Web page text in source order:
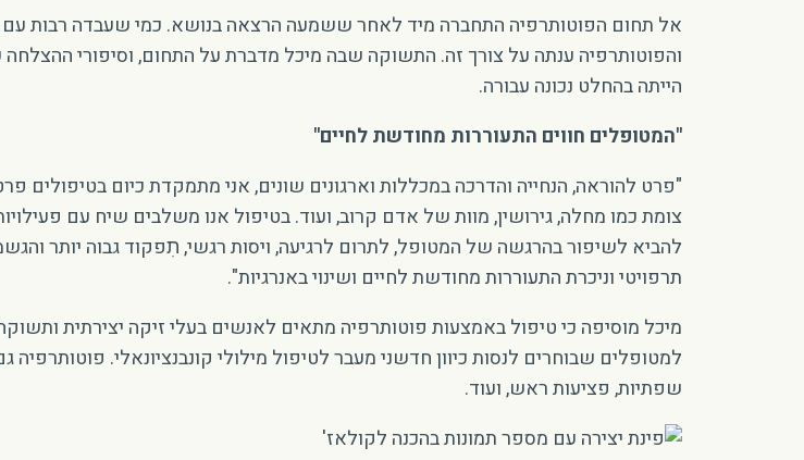
אל תחום הפוטותרפיה התחברה מיד לאחר ששמעה הרצאה בנושא. כמי שעבדה רבות עם
והפוטותרפיה ענתה על צורך זה. התשוקה שבה מיכל מדברת על התחום, וסיפורי
הייתה בהחלט נכונה עבורה.
"המטופלים חווים התעוררות מחודשת לחיים"
"פרט להוראה, הנחייה והדרכה במכללות וארגונים שונים, אני מתמקדת כיום
צומת כמו מחלה, גירושין, מוות של אדם קרוב, ועוד. בטיפול אנו משלבים שיח עם
להביא לשיפור בהרגשה של המטופל, לתרום לרגיעה, ויסות רגשי, תׅפקוד גבוה יותר
תרפויטי וניכרת התעוררות מחודשת לחיים ושינוי באנרגיות".
מיכל מוסיפה כי טיפול באמצעות פוטותרפיה מתאים לאנשים בעלי זיקה יצירתית ותשוקה
למטופלים שבוחרים לנסות כיוון חדשני מעבר לטיפול מילולי קונבנציונאלי.
שפתיות, פציעות ראש, ועוד.